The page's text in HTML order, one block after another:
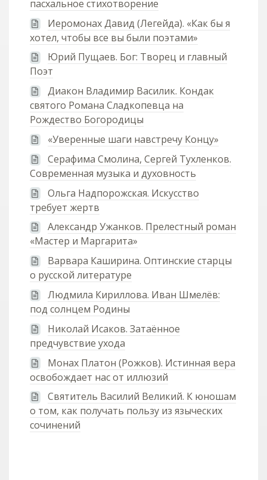
пасхальное стихотворение
Иеромонах Давид (Легейда). «Как бы я
хотел, чтобы все вы были поэтами»
Юрий Пущаев. Бог: Творец и главный
Поэт
Диакон Владимир Василик. Кондак
святого Романа Сладкопевца на
Рождество Богородицы
«Уверенные шаги навстречу Концу»
Серафима Смолина, Сергей Тухленков.
Современная музыка и духовность
Ольга Надпорожская. Искусство
требует жертв
Александр Ужанков. Прелестный роман
«Мастер и Маргарита»
Варвара Каширина. Оптинские старцы
о русской литературе
Людмила Кириллова. Иван Шмелёв:
под солнцем Родины
Николай Исаков. Затаённое
предчувствие ухода
Монах Платон (Рожков). Истинная вера
освобождает нас от иллюзий
Святитель Василий Великий. К юношам
о том, как получать пользу из языческих
сочинений